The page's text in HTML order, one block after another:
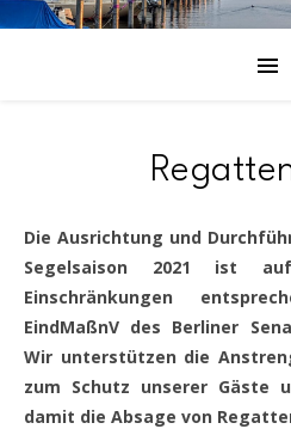
Die Ausrichtung und Durchführung von Regatten in der
Segelsaison 2021 ist
Einschränkungen
EindMaßnV des Berliner
Wir unterstützen die
zum Schutz unserer Gäste
damit die Absage von